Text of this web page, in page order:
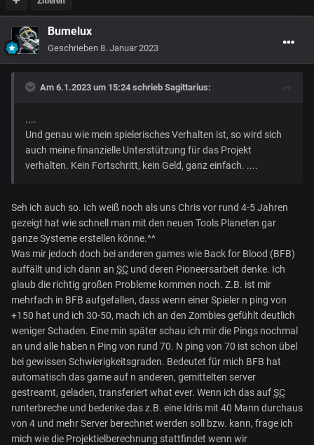
Bumelux
Geschrieben 8. Januar 2023
Am 6.1.2023 um 15:24 schrieb Sagittarius:
....
Und genau wie mein spielerisches Verhalten ist, so wird sich
auch meine finanzielle Unterstützung für das Projekt
verhalten. Kein Fortschritt, kein Geld, ganz einfach. ....
Seh ich auch so. Ich weiß noch als uns Chris vor rund 4-5 Jahren
gezeigt hat wie schnell man mit den neuen Tools Planeten gar
ganze Systeme erstellen könne.^^
Was mir jedoch doch bei anderen games wie Back for Blood (BFB)
auffällt und ich dann an SC und deren Pioneersarbeit denke. Ich
glaub die richtig großen Probleme kommen noch. Z.B. ist mir
mehrfach in BFB aufgefallen, dass wenn einer Spieler n ping von
+150 hat und ich 30-50, mach ich an den Zombies gefühlt deutlich
weniger Schaden. Eine min später schau ich mir die Pings nochmal
an und alle haben n Ping von rund 70. N ping von 70 ist schon übel
bei gewissen Schwierigkeitsgraden. Bedeutet für mich BFB hat
automatisch das game auf n anderen, gemittelten server
gestreamt, geladen, transferiert what ever. Wenn ich das aufSC
runterbreche und bedenke das z.B. eine Idris mit 40 Mann durchaus
von 4 und mehr Server berechnet werden soll bzw. kann, frage ich
mich wie die Projektielberechnung stattfindet wenn wir